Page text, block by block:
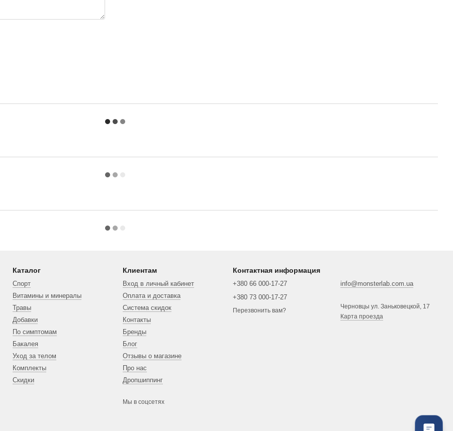
Каталог
Спорт
Витамины и минералы
Травы
Добавки
По симптомам
Бакалея
Уход за телом
Комплекты
Скидки
Клиентам
Вход в личный кабинет
Оплата и доставка
Система скидок
Контакты
Бренды
Блог
Отзывы о магазине
Про нас
Дропшиппинг
Мы в соцсетях
Контактная информация
+380 66 000-17-27
+380 73 000-17-27
Перезвонить вам?
info@monsterlab.com.ua
Черновцы ул. Заньковецкой, 17
Карта проезда